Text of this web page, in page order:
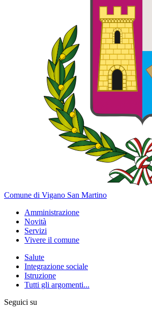
Comune di Vigano San Martino
Amministrazione
Novità
Servizi
Vivere il comune
Salute
Integrazione sociale
Istruzione
Tutti gli argomenti...
Seguici su